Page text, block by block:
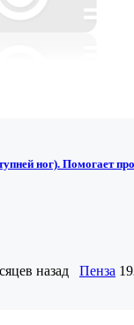
ног). Помогает
назад Пенза